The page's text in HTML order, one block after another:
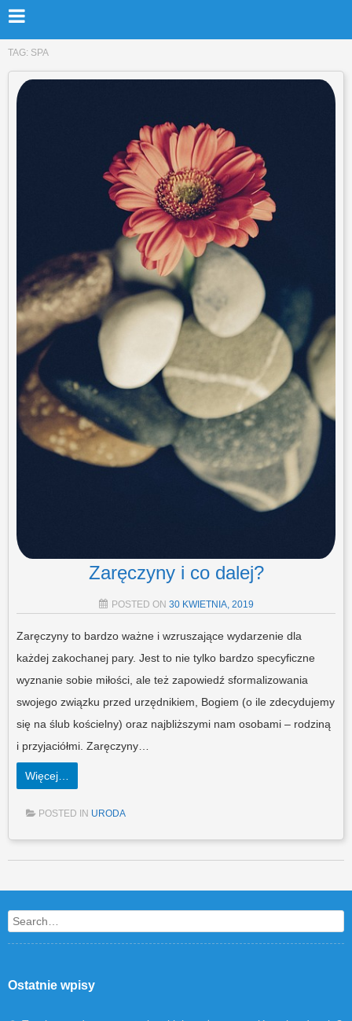
TAG: SPA
Zaręczyny i co dalej?
POSTED ON 30 KWIETNIA, 2019
Zaręczyny to bardzo ważne i wzruszające wydarzenie dla
każdej zakochanej pary. Jest to nie tylko bardzo specyficzne
wyznanie sobie miłości, ale też zapowiedź sformalizowania
swojego związku przed urzędnikiem, Bogiem (o ile zdecydujemy
się na ślub kościelny) oraz najbliższymi nam osobami – rodziną
i przyjaciółmi. Zaręczyny…
Więcej…
POSTED IN URODA
Post navigation
Search
Ostatnie wpisy